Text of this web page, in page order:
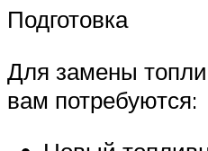
Подготовка
Для замены
вам потребуются: